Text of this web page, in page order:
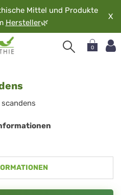
Mittel und Produkte
Hersteller🌿
X
0